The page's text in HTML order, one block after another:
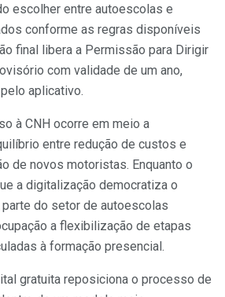
escolher entre autoescolas e
conforme as regras disponíveis
final libera a Permissão para Dirigir
com validade de um ano,
aplicativo.
à CNH ocorre em meio a
entre redução de custos e
de novos motoristas. Enquanto o
a digitalização democratiza o
do setor de autoescolas
a flexibilização de etapas
à formação presencial.
gratuita reposiciona o processo de